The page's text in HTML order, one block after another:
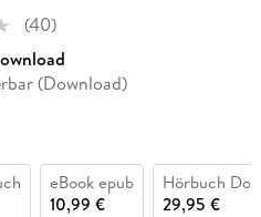
(40)
(Download)
eBook epub
10,99 €
Hörbuch
29,95 €